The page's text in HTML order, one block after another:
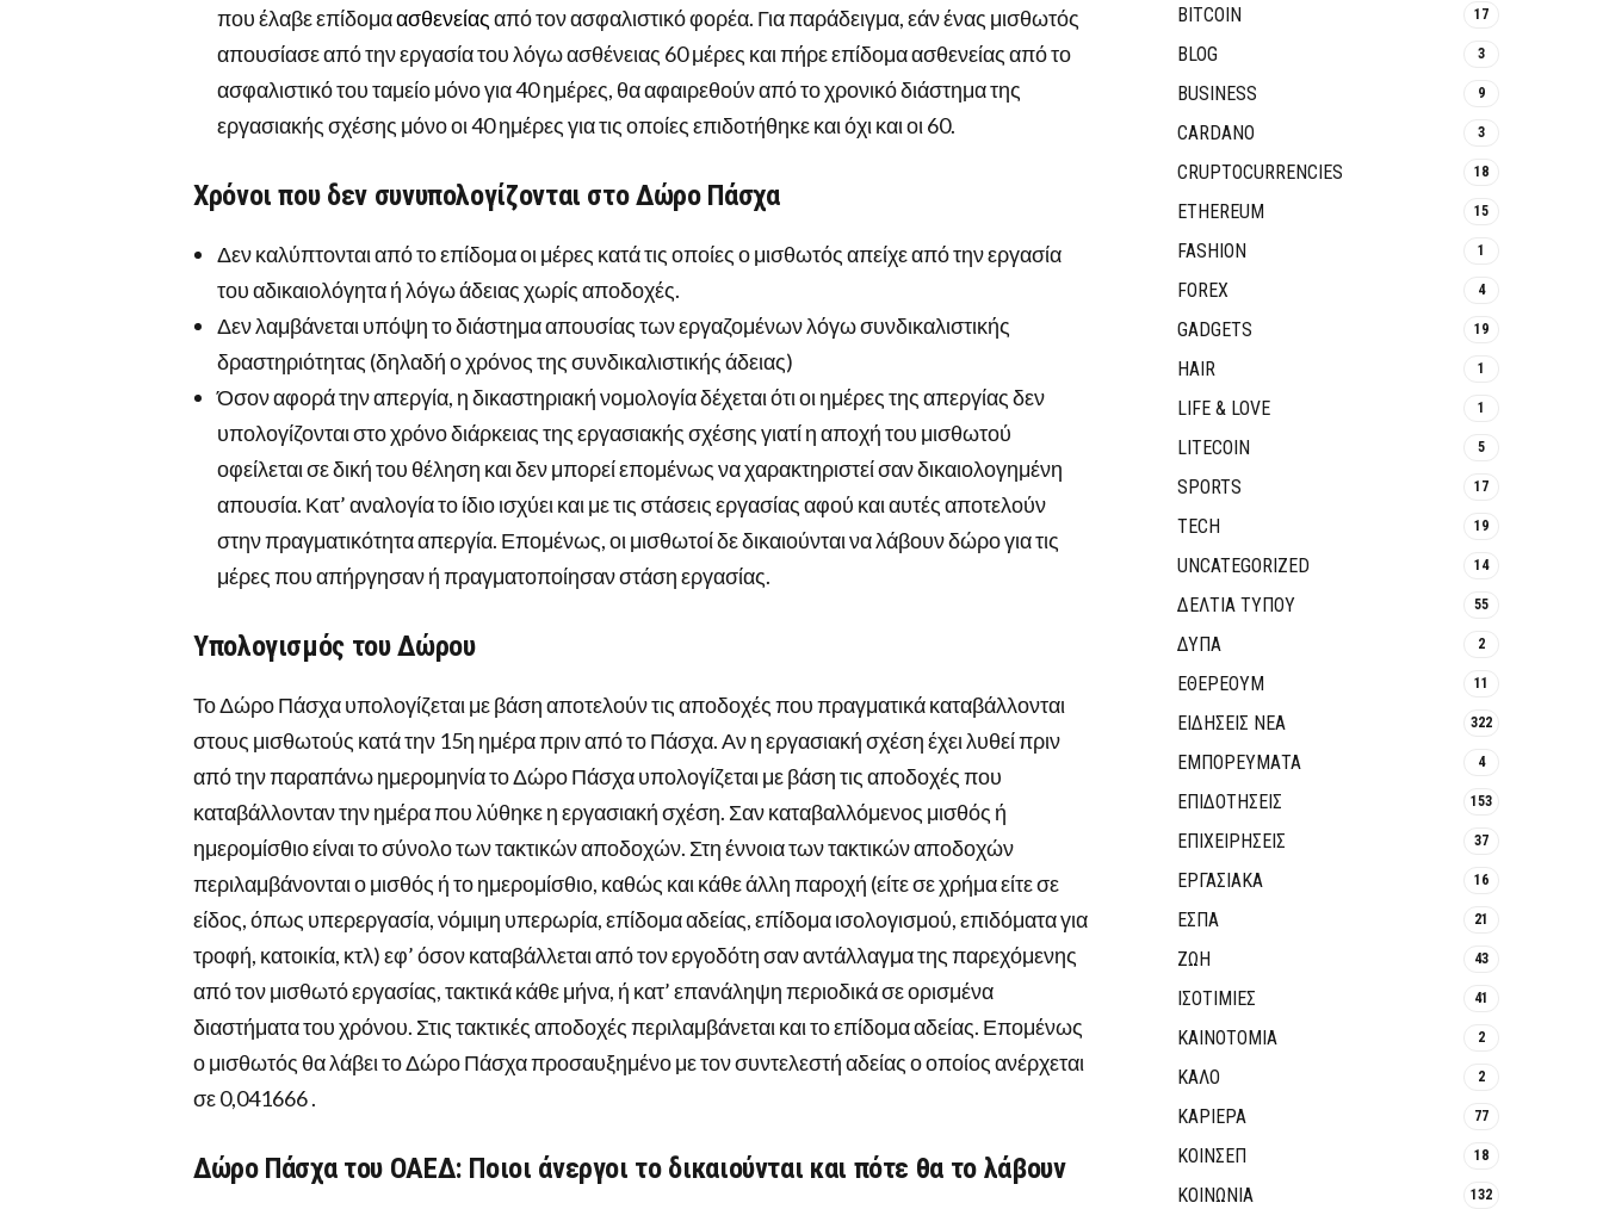
που έλαβε επίδομαασθενείαςαπό τον ασφαλιστικό φορέα. Για παράδειγμα, εάν ένας μισθωτός
απουσίασε από την εργασία του λόγω ασθένειας 60 μέρες και πήρε επίδομα ασθενείας από το
ασφαλιστικό του ταμείο μόνο για 40 ημέρες, θα αφαιρεθούν από το χρονικό διάστημα της
εργασιακής σχέσης μόνο οι 40 ημέρες για τις οποίες επιδοτήθηκε και όχι και οι 60.
Χρόνοι που δεν συνυπολογίζονται στο Δώρο Πάσχα
Δεν καλύπτονται από το επίδομα οι μέρες κατά τις οποίες ο μισθωτός απείχε από την εργασία
του αδικαιολόγητα ή λόγω άδειας χωρίς αποδοχές.
Δεν λαμβάνεται υπόψη το διάστημα απουσίας των εργαζομένων λόγω συνδικαλιστικής
δραστηριότητας (δηλαδή ο χρόνος της συνδικαλιστικής άδειας)
Όσον αφορά την απεργία, η δικαστηριακή νομολογία δέχεται ότι οι ημέρες της απεργίας δεν
υπολογίζονται στο χρόνο διάρκειας της εργασιακής σχέσης γιατί η αποχή του μισθωτού
οφείλεται σε δική του θέληση και δεν μπορεί επομένως να χαρακτηριστεί σαν δικαιολογημένη
απουσία. Κατ’ αναλογία το ίδιο ισχύει και με τις στάσεις εργασίας αφού και αυτές αποτελούν
στην πραγματικότητα απεργία. Επομένως, οι μισθωτοί δε δικαιούνται να λάβουν δώρο για τις
μέρες που απήργησαν ή πραγματοποίησαν στάση εργασίας.
Υπολογισμός του Δώρου
Το Δώρο Πάσχα υπολογίζεται με βάση αποτελούν τις αποδοχές που πραγματικά καταβάλλονται
στους μισθωτούς κατά την 15η ημέρα πριν από το Πάσχα. Αν η εργασιακή σχέση έχει λυθεί πριν
από την παραπάνω ημερομηνία το Δώρο Πάσχα υπολογίζεται με βάση τις αποδοχές που
καταβάλλονταν την ημέρα που λύθηκε η εργασιακή σχέση. Σαν καταβαλλόμενος μισθός ή
ημερομίσθιο είναι το σύνολο των τακτικών αποδοχών. Στη έννοια των τακτικών αποδοχών
περιλαμβάνονται ο μισθός ή το ημερομίσθιο, καθώς και κάθε άλλη παροχή (είτε σε χρήμα είτε σε
είδος, όπως υπερεργασία, νόμιμη υπερωρία, επίδομα αδείας, επίδομα ισολογισμού, επιδόματα για
τροφή, κατοικία, κτλ) εφ’ όσον καταβάλλεται από τον εργοδότη σαν αντάλλαγμα της παρεχόμενης
από τον μισθωτό εργασίας, τακτικά κάθε μήνα, ή κατ’ επανάληψη περιοδικά σε ορισμένα
διαστήματα του χρόνου. Στις τακτικές αποδοχές περιλαμβάνεται και το επίδομα αδείας. Επομένως
ο μισθωτός θα λάβει το Δώρο Πάσχα προσαυξημένο με τον συντελεστή αδείας ο οποίος ανέρχεται
σε 0,041666 .
Δώρο Πάσχα του ΟΑΕΔ: Ποιοι άνεργοι το δικαιούνται και πότε θα το λάβουν
BITCOIN 17
BLOG 3
BUSINESS 9
CARDANO 3
CRUPTOCURRENCIES 18
ETHEREUM 15
FASHION 1
FOREX 4
GADGETS 19
HAIR 1
LIFE & LOVE 1
LITECOIN 5
SPORTS 17
TECH 19
UNCATEGORIZED 14
ΔΕΛΤΙΑ ΤΥΠΟΥ 55
ΔΥΠΑ 2
ΕΘΈΡΕΟΥΜ 11
ΕΙΔΗΣΕΙΣ ΝΕΑ 322
ΕΜΠΟΡΕΥΜΑΤΑ 4
ΕΠΙΔΟΤΗΣΕΙΣ 153
ΕΠΙΧΕΙΡΗΣΕΙΣ 37
ΕΡΓΑΣΙΑΚΑ 16
ΕΣΠΑ 21
ΖΩΗ 43
ΙΣΟΤΙΜΙΕΣ 41
ΚΑΙΝΟΤΟΜΊΑ 2
ΚΑΛΟ 2
ΚΑΡΙΕΡΑ 77
ΚΟΙΝΣΕΠ 18
ΚΟΙΝΩΝΙΑ 132